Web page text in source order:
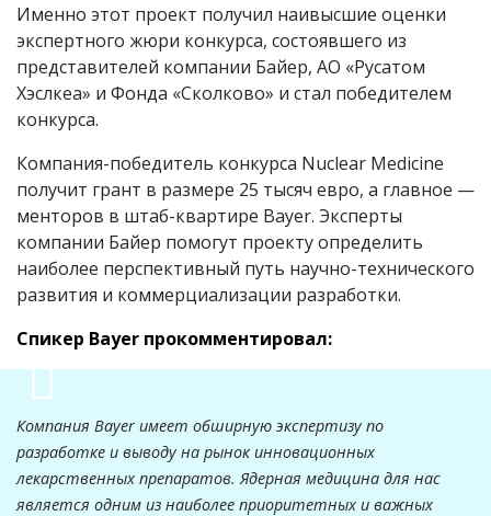
Именно этот проект получил наивысшие оценки
экспертного жюри конкурса, состоявшего из
представителей компании Байер, АО «Русатом
Хэслкеа» и Фонда «Сколково» и стал победителем
конкурса.
Компания-победитель конкурса Nuclear Medicine
получит грант в размере 25 тысяч евро, а главное —
менторов в штаб-квартире Bayer. Эксперты
компании Байер помогут проекту определить
наиболее перспективный путь научно-технического
развития и коммерциализации разработки.
Спикер Bayer прокомментировал:
Компания Bayer имеет обширную экспертизу по
разработке и выводу на рынок инновационных
лекарственных препаратов. Ядерная медицина для нас
является одним из наиболее приоритетных и важных